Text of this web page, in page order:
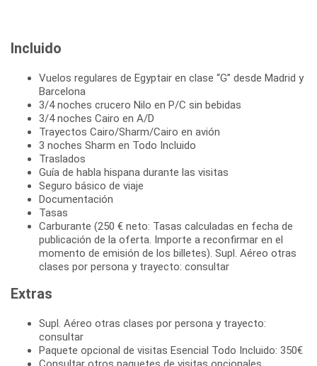
Incluido
Vuelos regulares de Egyptair en clase “G” desde Madrid y
Barcelona
3/4 noches crucero Nilo en P/C sin bebidas
3/4 noches Cairo en A/D
Trayectos Cairo/Sharm/Cairo en avión
3 noches Sharm en Todo Incluido
Traslados
Guía de habla hispana durante las visitas
Seguro básico de viaje
Documentación
Tasas
Carburante (250 € neto: Tasas calculadas en fecha de
publicación de la oferta. Importe a reconfirmar en el
momento de emisión de los billetes). Supl. Aéreo otras
clases por persona y trayecto: consultar
Extras
Supl. Aéreo otras clases por persona y trayecto:
consultar
Paquete opcional de visitas Esencial Todo Incluido: 350€